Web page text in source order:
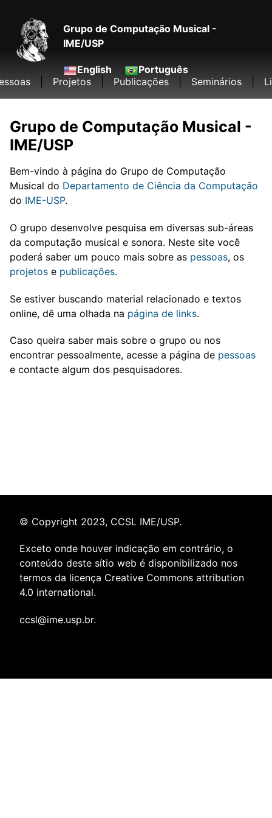
primary
navigation
content
footer
Grupo de Computação Musical -
IME/USP
English
Português
Projetos Publicações Seminários
Grupo de Computação Musical -
IME/USP
Bem-vindo à página do Grupo de Computação
Musical do Departamento de Ciência da Computação
do IME-USP.
O grupo desenvolve pesquisa em diversas sub-áreas
da computação musical e sonora. Neste site você
poderá saber um pouco mais sobre as pessoas, os
projetos e publicações.
Se estiver buscando material relacionado e textos
online, dê uma olhada na página de links.
Caso queira saber mais sobre o grupo ou nos
encontrar pessoalmente, acesse a página de pessoas
e contacte algum dos pesquisadores.
© Copyright 2023, CCSL IME/USP.
Exceto onde houver indicação em contrário, o
conteúdo deste sítio web é disponibilizado nos
termos da licença Creative Commons attribution
4.0 international.
ccsl@ime.usp.br.